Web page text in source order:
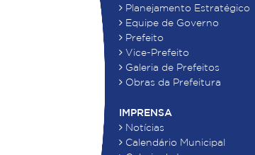
Planejamento Estratégico
Equipe de Governo
Prefeito
Vice-Prefeito
Galeria de Prefeitos
Obras da Prefeitura
IMPRENSA
Notícias
Calendário Municipal